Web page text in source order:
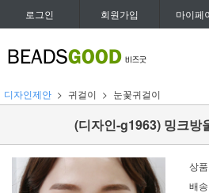
로그인 회원가입 마이페
디자인제안 귀걸이 눈꽃귀걸이
(디자인-g1963) 밍크방
상
배